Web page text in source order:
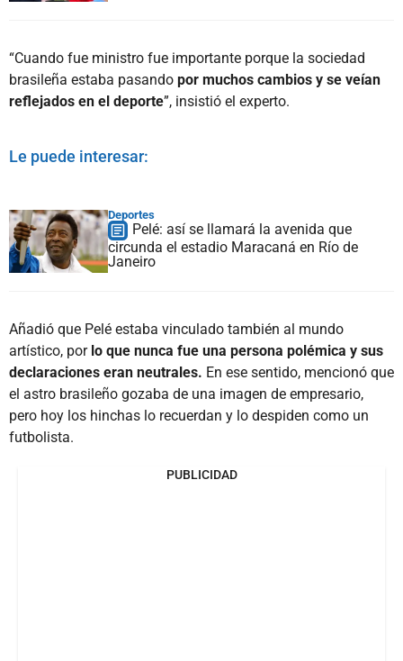
“Cuando fue ministro fue importante porque la sociedad
brasileña estaba pasando por muchos cambios y se veían
reflejados en el deporte”, insistió el experto.
Le puede interesar:
Deportes
Pelé: así se llamará la avenida que
circunda el estadio Maracaná en Río de
Janeiro
Añadió que Pelé estaba vinculado también al mundo
artístico, por lo que nunca fue una persona polémica y sus
declaraciones eran neutrales. En ese sentido, mencionó que
el astro brasileño gozaba de una imagen de empresario,
pero hoy los hinchas lo recuerdan y lo despiden como un
futbolista.
PUBLICIDAD